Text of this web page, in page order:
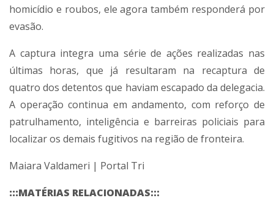
homicídio e roubos, ele agora também responderá por
evasão.
A captura integra uma série de ações realizadas nas
últimas horas, que já resultaram na recaptura de
quatro dos detentos que haviam escapado da delegacia.
A operação continua em andamento, com reforço de
patrulhamento, inteligência e barreiras policiais para
localizar os demais fugitivos na região de fronteira.
Maiara Valdameri | Portal Tri
:::MATÉRIAS RELACIONADAS:::